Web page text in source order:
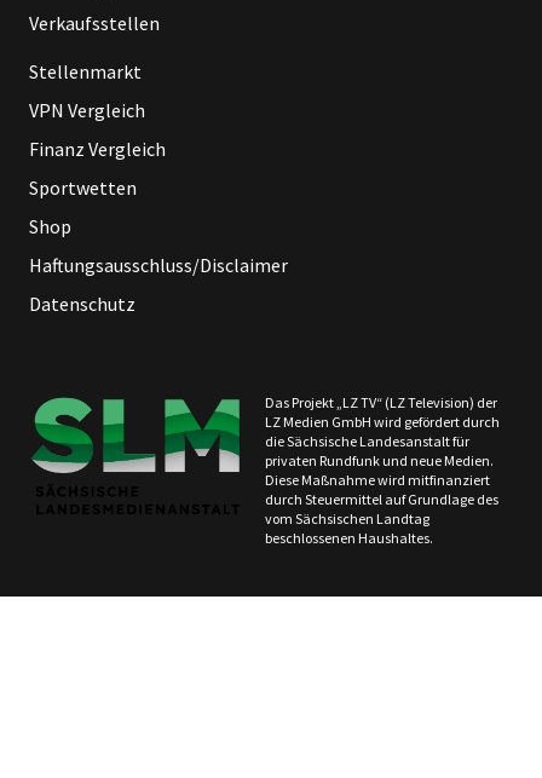
Verkaufsstellen
Stellenmarkt
VPN Vergleich
Finanz Vergleich
Sportwetten
Shop
Haftungsausschluss/Disclaimer
Datenschutz
Das Projekt „LZ TV“ (LZ Television) der
LZ Medien GmbH wird gefördert durch
die Sächsische Landesanstalt für
privaten Rundfunk und neue Medien.
Diese Maßnahme wird mitfinanziert
durch Steuermittel auf Grundlage des
vom Sächsischen Landtag
beschlossenen Haushaltes.